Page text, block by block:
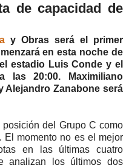
de capacidad de
y Obras será el primer
en esta noche de
estadio Luis Conde y el
las 20:00. Maximiliano
Alejandro Zanabone será
del Grupo C como
El momento no es el mejor
en las últimas cuatro
analizan los últimos dos